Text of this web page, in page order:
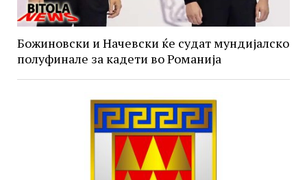
Божиновски и Начевски ќе судат мундијалско
полуфинале за кадети во Романија